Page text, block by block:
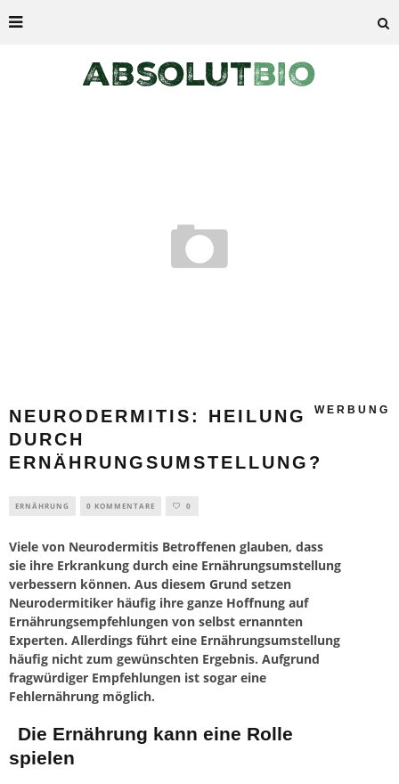
NEURODERMITIS: HEILUNG
DURCH
ERNÄHRUNGSUMSTELLUNG?
WERBUNG
ERNÄHRUNG 0 KOMMENTARE 0
Viele von Neurodermitis Betroffenen glauben, dass
sie ihre Erkrankung durch eine Ernährungsumstellung
verbessern können. Aus diesem Grund setzen
Neurodermitiker häufig ihre ganze Hoffnung auf
Ernährungsempfehlungen von selbst ernannten
Experten. Allerdings führt eine Ernährungsumstellung
häufig nicht zum gewünschten Ergebnis. Aufgrund
fragwürdiger Empfehlungen ist sogar eine
Fehlernährung möglich.
Die Ernährung kann eine Rolle
spielen